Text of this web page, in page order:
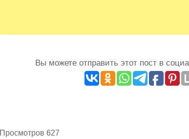
Вы можете отправить этот пост в
Просмотров 627